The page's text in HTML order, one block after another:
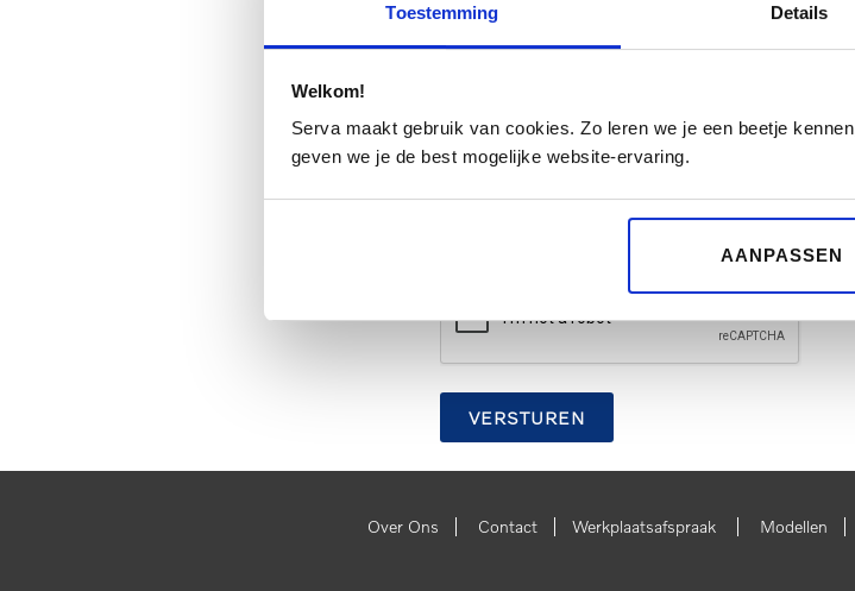
Toestemming Details
Welkom!
Serva maakt gebruik van cookies. Zo leren we je een beetje
geven we je de best mogelijke website-ervaring.
AANPASSEN
Waar kwam u vandaan?(Vereist)
Uw E-mailadres (optioneel)
VERSTUREN
Over Ons | Contact | Werkplaatsafspraak | Modellen |